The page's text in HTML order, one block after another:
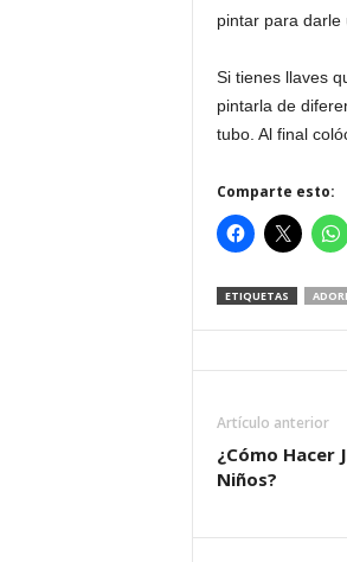
pintar para darle
Si tienes llaves
pintarla de
tubo. Al final
Comparte esto:
ETIQUETAS
Artículo anterior
¿Cómo Hacer
Niños?